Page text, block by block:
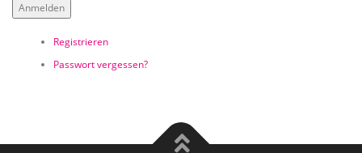
Anmelden
Registrieren
Passwort vergessen?